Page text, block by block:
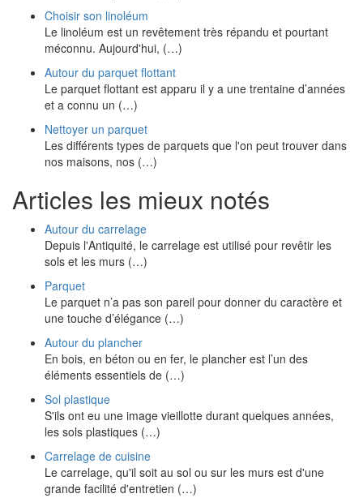
Choisir son linoléum
Le linoléum est un revêtement très répandu et pourtant
méconnu. Aujourd'hui, (…)
Autour du parquet flottant
Le parquet flottant est apparu il y a une trentaine d’années
et a connu un (…)
Nettoyer un parquet
Les différents types de parquets que l'on peut trouver dans
nos maisons, nos (…)
Articles les mieux notés
Autour du carrelage
Depuis l'Antiquité, le carrelage est utilisé pour revêtir les
sols et les murs (…)
Parquet
Le parquet n’a pas son pareil pour donner du caractère et
une touche d’élégance (…)
Autour du plancher
En bois, en béton ou en fer, le plancher est l’un des
éléments essentiels de (…)
Sol plastique
S'ils ont eu une image vieillotte durant quelques années,
les sols plastiques (…)
Carrelage de cuisine
Le carrelage, qu'il soit au sol ou sur les murs est d'une
grande facilité d'entretien (…)